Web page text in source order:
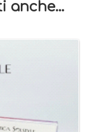
anche...